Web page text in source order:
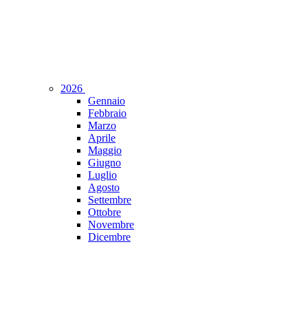
2026
Gennaio
Febbraio
Marzo
Aprile
Maggio
Giugno
Luglio
Agosto
Settembre
Ottobre
Novembre
Dicembre